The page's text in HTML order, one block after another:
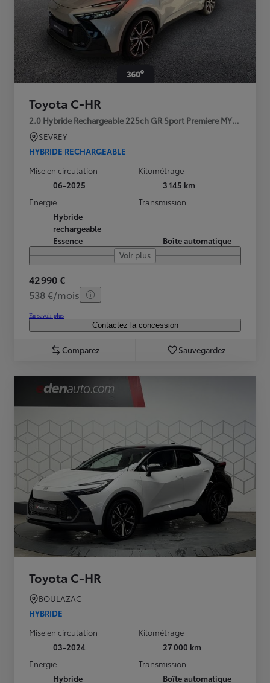
Toyota C-HR
2.0 Hybride Rechargeable 225ch GR Sport Premiere MY25
SEVREY
HYBRIDE RECHARGEABLE
Mise en circulation
06-2025
Kilométrage
3 145 km
Energie
Hybride
rechargeable
Essence
Transmission
Boîte automatique
Voir plus
42 990 €
538 €/mois
En savoir plus
Contactez la concession
Comparez Sauvegardez
Toyota C-HR
BOULAZAC
HYBRIDE
Mise en circulation
03-2024
Kilométrage
27 000 km
Energie
Hybride
Transmission
Boîte automatique